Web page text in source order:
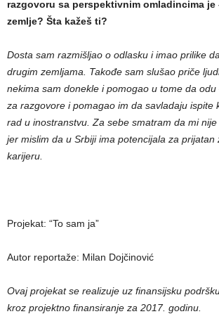
razgovoru sa perspektivnim omladincima
zemlje? Šta kažeš ti?
Dosta sam razmišljao o odlasku i imao prilike
drugim zemljama. Takođe sam slušao priče
nekima sam donekle i pomogao u tome da
za razgovore i pomagao im da savladaju ispite
rad u inostranstvu. Za sebe smatram da mi
jer mislim da u Srbiji ima potencijala za prijatan
karijeru.
Projekat: “To sam ja”
Autor reportaže: Milan Dojčinović
Ovaj projekat se realizuje uz finansijsku
kroz projektno finansiranje za 2017. godinu.